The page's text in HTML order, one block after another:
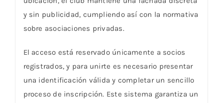
y sin publicidad, cumpliendo así con la normativa
sobre asociaciones privadas.
El acceso está reservado únicamente a socios
registrados, y para unirte es necesario presentar
una identificación válida y completar un sencillo
proceso de inscripción. Este sistema garantiza un